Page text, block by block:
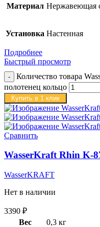
Материал Нержавеющая
Установка Настенная
Подробнее
Быстрый просмотр
Количество товара
полотенец кольцо
Купить в 1 клик
Сравнить
WasserKraft Rhin K-
WasserKRAFT
Нет в наличии
3390 ₽
Вес
0,3 кг